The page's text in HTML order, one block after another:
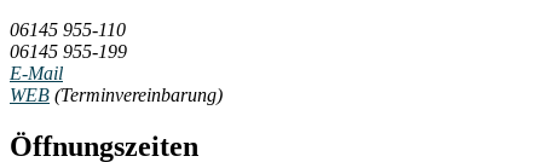
06145 955-110
06145 955-199
E-Mail
WEB (Terminvereinbarung)
Öffnungszeiten